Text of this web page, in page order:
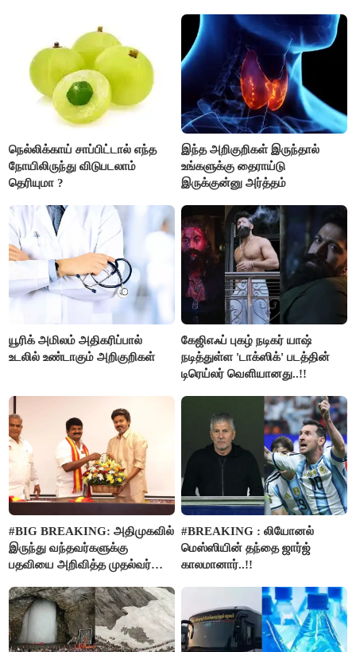
நெல்லிக்காய் சாப்பிட்டால் எந்த
நோயிலிருந்து விடுபடலாம்
தெரியுமா ?
இந்த அறிகுறிகள் இருந்தால்
உங்களுக்கு தைராய்டு
இருக்குன்னு அர்த்தம்
யூரிக் அமிலம் அதிகரிப்பால்
உடலில் உண்டாகும் அறிகுறிகள்
கேஜிஎஃப் புகழ் நடிகர் யாஷ்
நடித்துள்ள 'டாக்‌ஸிக்' படத்தின்
டிரெய்லர் வெளியானது..!!
#BIG BREAKING: அதிமுகவில்
இருந்து வந்தவர்களுக்கு
பதவியை அறிவித்த முதல்வர்
#BREAKING : லியோனல்
மெஸ்ஸியின் தந்தை ஜார்ஜ்
காலமானார்..!!